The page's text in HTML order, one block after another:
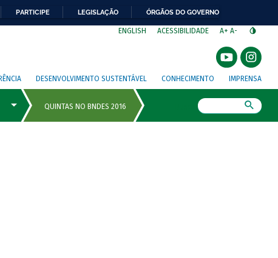
PARTICIPE LEGISLAÇÃO ÓRGÃOS DO GOVERNO
ENGLISH ACESSIBILIDADE A+ A-
DESENVOLVIMENTO SUSTENTÁVEL CONHECIMENTO IMPRENSA